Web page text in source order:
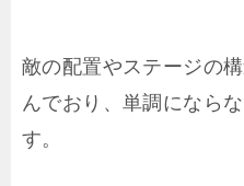
敵の配置やステージの
んでおり、単調になら
す。